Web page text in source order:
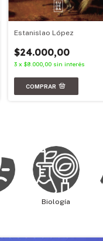
Estanislao López
$24.000,00
3 x $8.000,00 sin interés
Biología